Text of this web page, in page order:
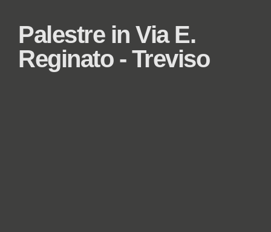
Palestre in Via E.
Reginato - Treviso